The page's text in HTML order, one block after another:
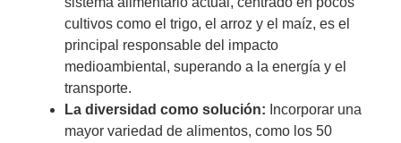
cultivos como el trigo, el arroz y el maíz, es el
principal responsable del impacto
medioambiental, superando a la energía y el
transporte.
La diversidad como solución: Incorporar una
mayor variedad de alimentos, como los 50